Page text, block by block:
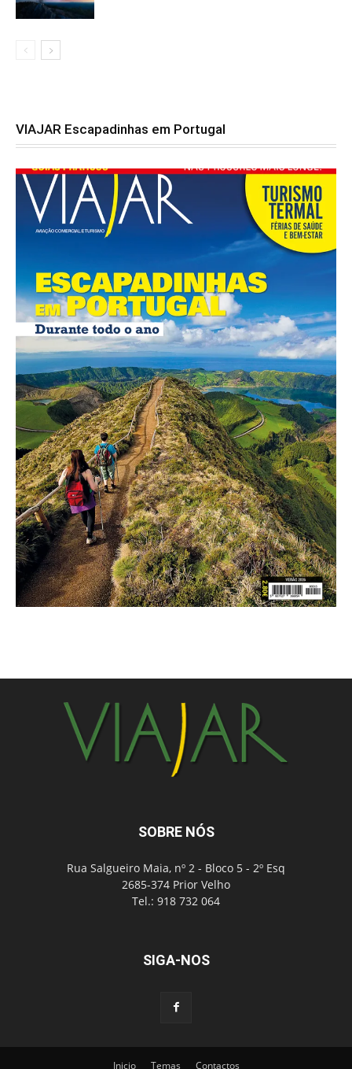
VIAJAR Escapadinhas em Portugal
SOBRE NÓS
Rua Salgueiro Maia, nº 2 - Bloco 5 - 2º Esq
2685-374 Prior Velho
Tel.: 918 732 064
SIGA-NOS
Inicio Temas Contactos